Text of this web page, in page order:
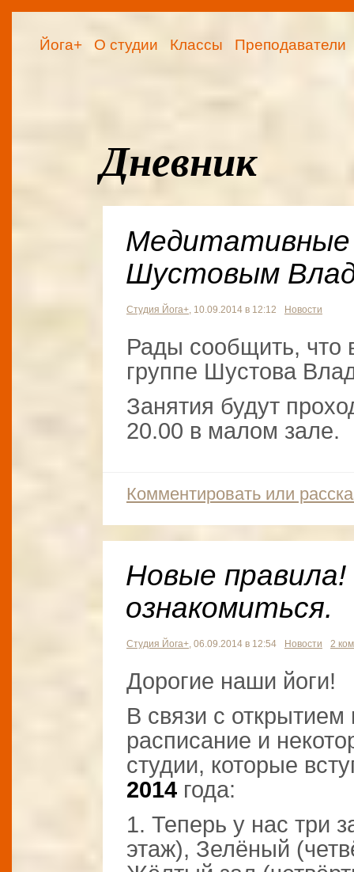
Йога+ О студии Классы Преподаватели
Дневник
Медитативные
Шустовым
Студия Йога+ , 10.09.2014 в 12:12 Новости
Рады сообщить, что
группе Шустова
Занятия будут
20.00 в малом зале.
Комментировать или
Новые
ознакомиться.
Студия Йога+, 06.09.2014 в 12:54 Новости 2
Дорогие наши йоги!
В связи с
расписание и
студии, которые
2014 года:
1. Теперь у нас три
этаж), Зелёный